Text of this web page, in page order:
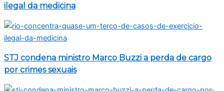
ilegal da medicina
STJ condena ministro Marco Buzzi a perda de cargo
por crimes sexuais